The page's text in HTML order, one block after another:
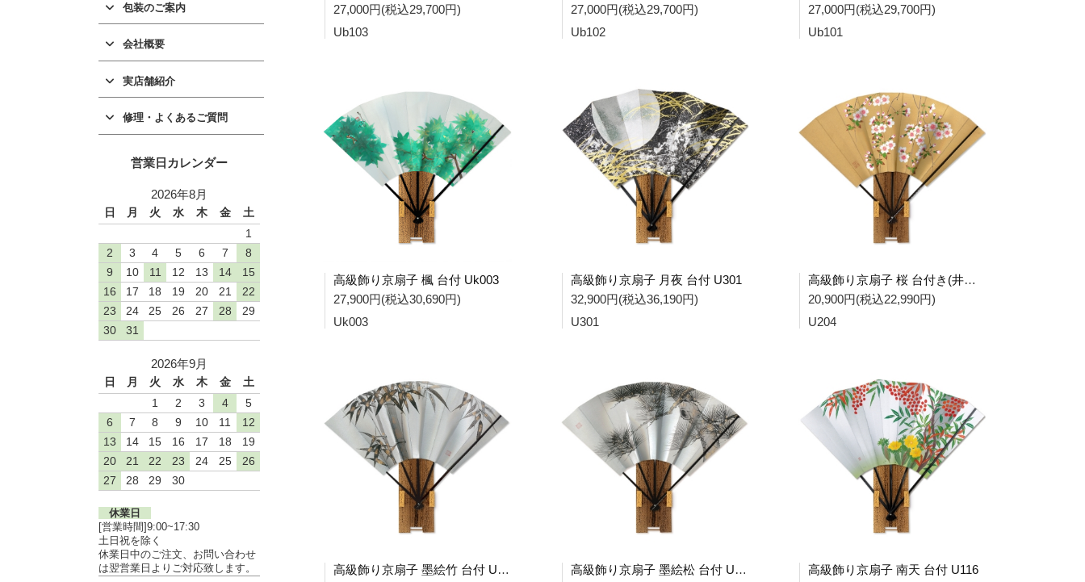
27,000円(税込29,700円)
Ub103
27,000円(税込29,700円)
Ub102
27,000円(税込29,700円)
Ub101
高級飾り京扇子 楓 台付 Uk003
27,900円(税込30,690円)
Uk003
高級飾り京扇子 月夜 台付 U301
32,900円(税込36,190円)
U301
高級飾り京扇子 桜 台付き(井ノ上画) U204
20,900円(税込22,990円)
U204
高級飾り京扇子 墨絵竹 台付 U200 高級飾り京扇子 墨絵松 台付 U119 高級飾り京扇子 南天 台付 U116
包装のご案内
会社概要
実店舗紹介
修理・よくあるご質問
営業日カレンダー
2026年8月
日 月 火 水 木 金
土
1
2
3 4 5 6 7
8
9
10 11 12 13 14
15
16
17 18 19 20 21
22
23
24 25 26 27 28
29
30
31
2026年9月
日 月 火 水 木 金
土
1
2 3 4
5
6
7 8 9 10 11
12
13
14 15 16 17 18
19
20
21 22 23 24 25
26
27
28 29 30
休業日
[営業時間]9:00~17:30
土日祝を除く
休業日中のご注文、お問い合わせ
は翌営業日よりご対応致します。